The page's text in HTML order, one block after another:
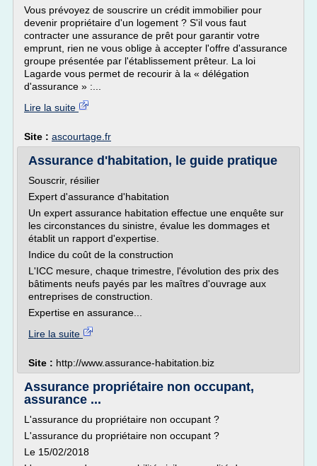
Vous prévoyez de souscrire un crédit immobilier pour
devenir propriétaire d'un logement ? S'il vous faut
contracter une assurance de prêt pour garantir votre
emprunt, rien ne vous oblige à accepter l'offre d'assurance
groupe présentée par l'établissement prêteur. La loi
Lagarde vous permet de recourir à la « délégation
d'assurance » :...
Lire la suite
Site : ascourtage.fr
Assurance d'habitation, le guide pratique
Souscrir, résilier
Expert d'assurance d'habitation
Un expert assurance habitation effectue une enquête sur
les circonstances du sinistre, évalue les dommages et
établit un rapport d'expertise.
Indice du coût de la construction
L'ICC mesure, chaque trimestre, l'évolution des prix des
bâtiments neufs payés par les maîtres d'ouvrage aux
entreprises de construction.
Expertise en assurance...
Lire la suite
Site : http://www.assurance-habitation.biz
Assurance propriétaire non occupant,
assurance ...
L'assurance du propriétaire non occupant ?
L'assurance du propriétaire non occupant ?
Le 15/02/2018